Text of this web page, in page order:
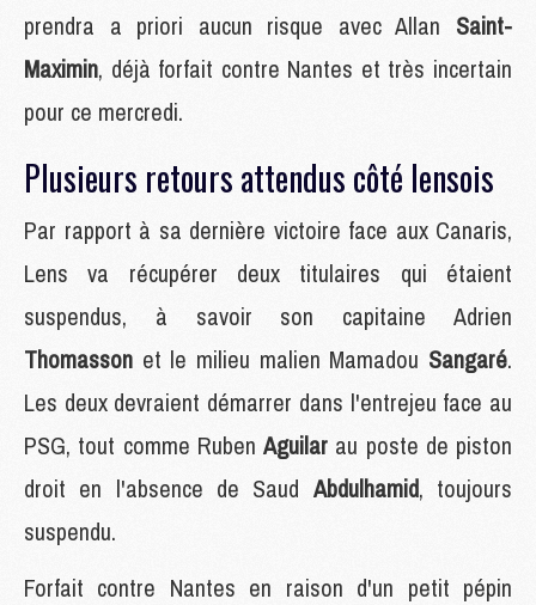
prendra a priori aucun risque avec Allan Saint-
Maximin, déjà forfait contre Nantes et très incertain
pour ce mercredi.
Plusieurs retours attendus côté lensois
Par rapport à sa dernière victoire face aux Canaris,
Lens va récupérer deux titulaires qui étaient
suspendus, à savoir son capitaine Adrien
Thomasson et le milieu malien Mamadou Sangaré.
Les deux devraient démarrer dans l'entrejeu face au
PSG, tout comme Ruben Aguilar au poste de piston
droit en l'absence de Saud Abdulhamid, toujours
suspendu.
Forfait contre Nantes en raison d'un petit pépin